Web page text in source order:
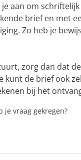
je aan om
brief en met
Zo heb je
zorg dan dat
kunt de brief ook
bij het
je vraag gekregen?